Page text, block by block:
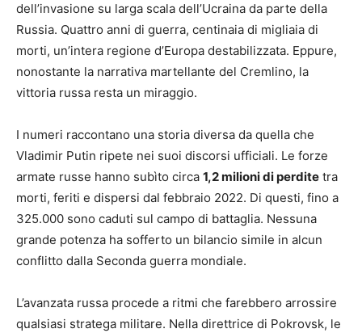
dell’invasione su larga scala dell’Ucraina da parte della
Russia. Quattro anni di guerra, centinaia di migliaia di
morti, un’intera regione d’Europa destabilizzata. Eppure,
nonostante la narrativa martellante del Cremlino, la
vittoria russa resta un miraggio.
I numeri raccontano una storia diversa da quella che
Vladimir Putin ripete nei suoi discorsi ufficiali. Le forze
armate russe hanno subìto circa 1,2 milioni di perdite tra
morti, feriti e dispersi dal febbraio 2022. Di questi, fino a
325.000 sono caduti sul campo di battaglia. Nessuna
grande potenza ha sofferto un bilancio simile in alcun
conflitto dalla Seconda guerra mondiale.
L’avanzata russa procede a ritmi che farebbero arrossire
qualsiasi stratega militare. Nella direttrice di Pokrovsk, le